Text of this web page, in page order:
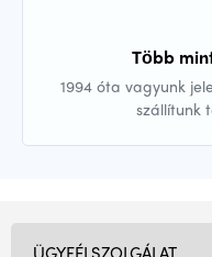
Több
1994 óta vagyunk
szállítunk
ÜGYFÉLSZOLGÁLAT